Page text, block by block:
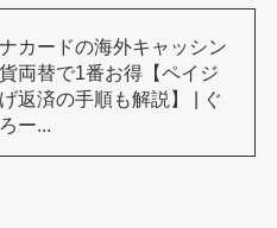
カードの海外キャッシン
両替で1番お得【ペイジ
返済の手順も解説】 | ぐ
ー...